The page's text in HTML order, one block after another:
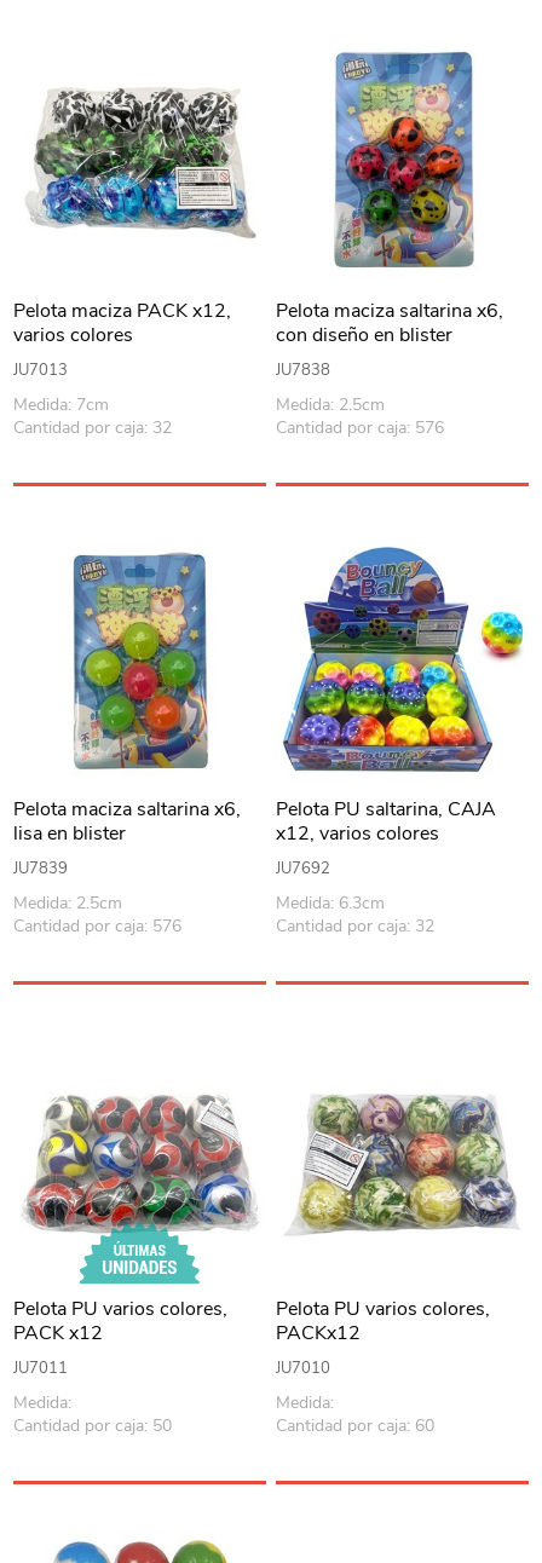
Pelota maciza PACK x12,
varios colores
JU7013
Medida: 7cm
Cantidad por caja: 32
Pelota maciza saltarina x6,
con diseño en blister
JU7838
Medida: 2.5cm
Cantidad por caja: 576
Pelota maciza saltarina x6,
lisa en blister
JU7839
Medida: 2.5cm
Cantidad por caja: 576
Pelota PU saltarina, CAJA
x12, varios colores
JU7692
Medida: 6.3cm
Cantidad por caja: 32
Pelota PU varios colores,
PACK x12
JU7011
Medida:
Cantidad por caja: 50
Pelota PU varios colores,
PACKx12
JU7010
Medida:
Cantidad por caja: 60